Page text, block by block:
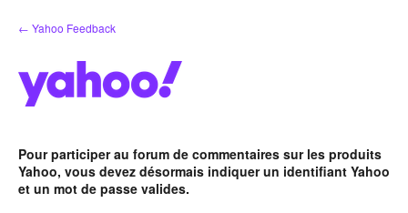
Aller
au
← Yahoo Feedback
Pour participer au forum de commentaires sur les produits
Yahoo, vous devez désormais indiquer un identifiant Yahoo
et un mot de passe valides.